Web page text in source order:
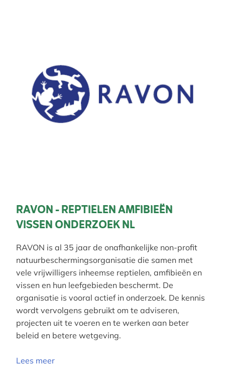
RAVON - REPTIELEN AMFIBIEËN
VISSEN ONDERZOEK NL
RAVON is al 35 jaar de onafhankelijke non-profit
natuurbeschermingsorganisatie die samen met
vele vrijwilligers inheemse reptielen, amfibieën en
vissen en hun leefgebieden beschermt. De
organisatie is vooral actief in onderzoek. De kennis
wordt vervolgens gebruikt om te adviseren,
projecten uit te voeren en te werken aan beter
beleid en betere wetgeving.
Lees meer